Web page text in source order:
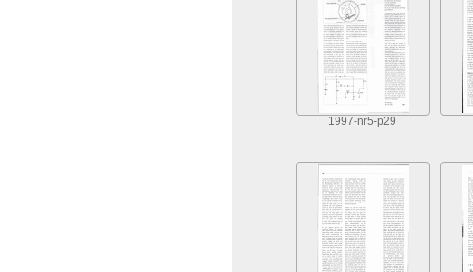
1997-nr5-p29